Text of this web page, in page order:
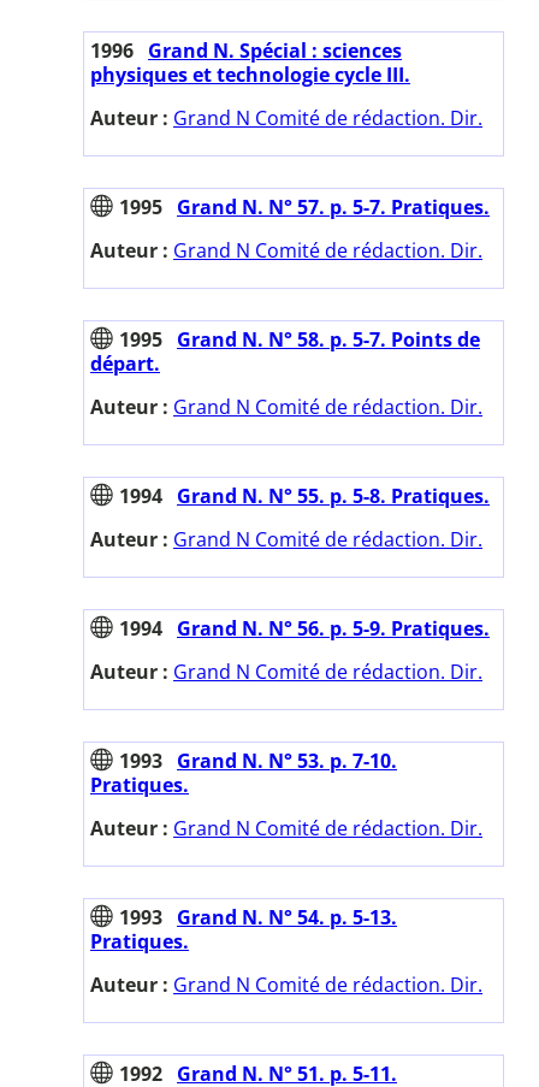
1996 Grand N. Spécial : sciences
physiques et technologie cycle III.
Auteur : Grand N Comité de rédaction. Dir.
1995 Grand N. N° 57. p. 5-7. Pratiques.
Auteur : Grand N Comité de rédaction. Dir.
1995 Grand N. N° 58. p. 5-7. Points de
départ.
Auteur : Grand N Comité de rédaction. Dir.
1994 Grand N. N° 55. p. 5-8. Pratiques.
Auteur : Grand N Comité de rédaction. Dir.
1994 Grand N. N° 56. p. 5-9. Pratiques.
Auteur : Grand N Comité de rédaction. Dir.
1993 Grand N. N° 53. p. 7-10.
Pratiques.
Auteur : Grand N Comité de rédaction. Dir.
1993 Grand N. N° 54. p. 5-13.
Pratiques.
Auteur : Grand N Comité de rédaction. Dir.
1992 Grand N. N° 51. p. 5-11.